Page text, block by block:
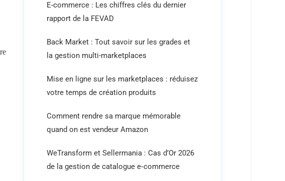
E-commerce : Les chiffres clés du dernier
rapport de la FEVAD
Back Market : Tout savoir sur les grades et
la gestion multi-marketplaces
Mise en ligne sur les marketplaces : réduisez
votre temps de création produits
Comment rendre sa marque mémorable
quand on est vendeur Amazon
WeTransform et Sellermania : Cas d’Or 2026
de la gestion de catalogue e‑commerce